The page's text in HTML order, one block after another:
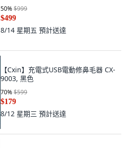
50%$999
$499
8/14 星期五 預計送達
【Cxin】充電式USB電動修鼻毛器 CX-
9003, 黑色
70%$599
$179
8/12 星期三 預計送達